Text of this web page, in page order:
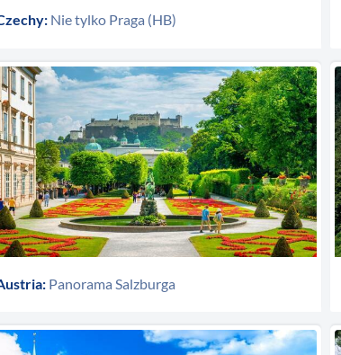
Nie tylko Praga (HB)
Panorama Salzburga